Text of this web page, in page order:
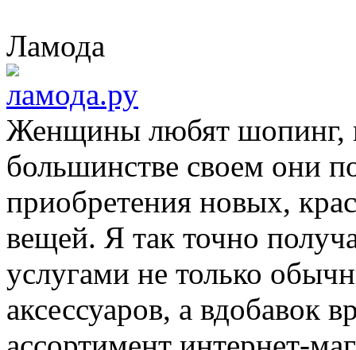
Ламода
Женщины любят шопинг,
большинстве своем они
приобретения новых,
вещей. Я так точно
услугами не только
аксессуаров, а вдобавок